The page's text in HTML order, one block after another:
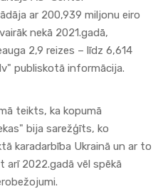
ar 200,939 miljonu eiro
nekā 2021.gadā,
2,9 reizes – līdz 6,614
publiskotā informācija.
teikts, ka kopumā
" bija sarežģīts, ko
karadarbība Ukrainā un ar to
arī 2022.gadā vēl spēkā